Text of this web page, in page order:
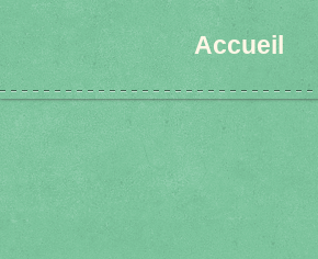
Accueil